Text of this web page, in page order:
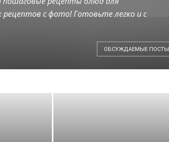
с фото! Готовьте легко и с
ОБСУЖДАЕМЫЕ ПОСТЫ